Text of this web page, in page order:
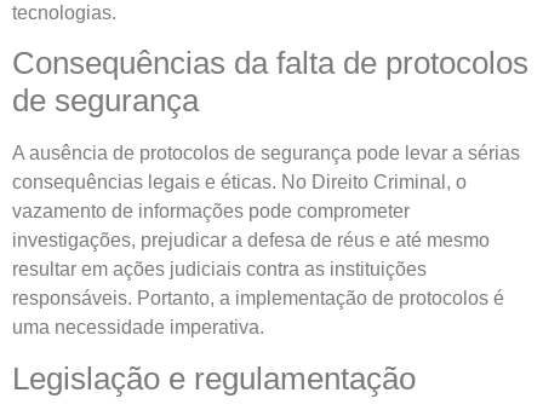
tecnologias.
Consequências da falta de protocolos
de segurança
A ausência de protocolos de segurança pode levar a sérias
consequências legais e éticas. No Direito Criminal, o
vazamento de informações pode comprometer
investigações, prejudicar a defesa de réus e até mesmo
resultar em ações judiciais contra as instituições
responsáveis. Portanto, a implementação de protocolos é
uma necessidade imperativa.
Legislação e regulamentação